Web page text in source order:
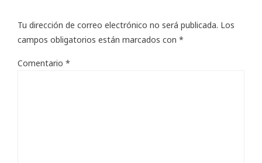
Tu dirección de correo electrónico no será publicada. Los
campos obligatorios están marcados con *
Comentario *